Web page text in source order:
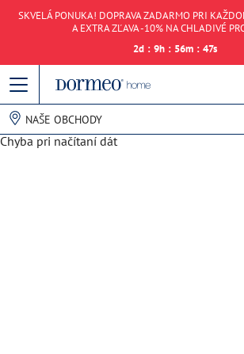
SKVELÁ PONUKA! DOPRAVA ZADARMO PRI
A EXTRA ZĽAVA -10% NA CHLADIVÉ
2d : 9h : 56m : 47s
NAŠE OBCHODY
Chyba pri načítaní dát